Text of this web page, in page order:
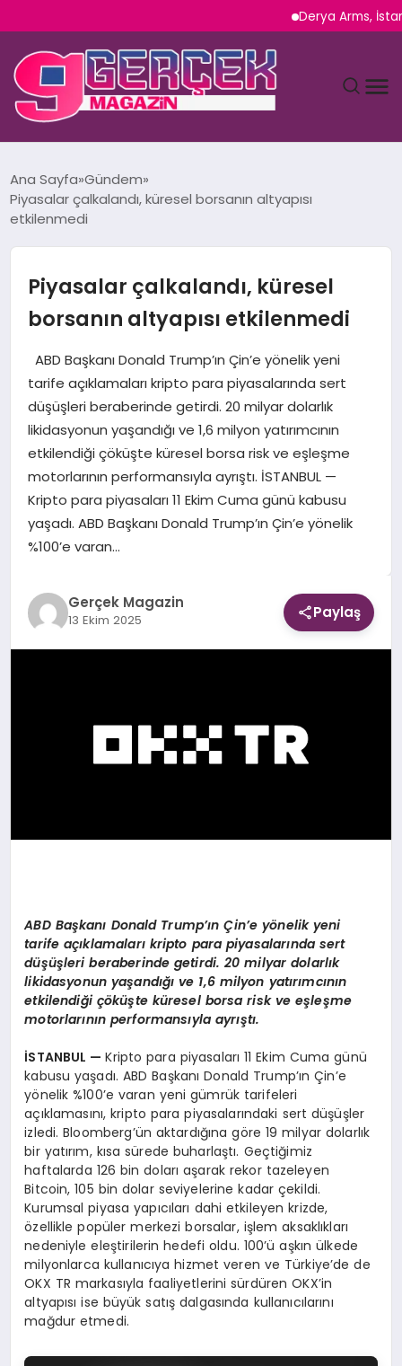
Derya Arms, İstanbul
YAŞAM
TEKNOLOJI
SAĞLIK
SIYASET
EKONOMI
DÜNYA
Ana Sayfa Gündem
Piyasalar çalkalandı, küresel borsanın altyapısı
etkilenmedi
Piyasalar çalkalandı, küresel
borsanın altyapısı etkilenmedi
ABD Başkanı Donald Trump’ın Çin’e yönelik yeni
tarife açıklamaları kripto para piyasalarında sert
düşüşleri beraberinde getirdi. 20 milyar dolarlık
likidasyonun yaşandığı ve 1,6 milyon yatırımcının
etkilendiği çöküşte küresel borsa risk ve eşleşme
motorlarının performansıyla ayrıştı. İSTANBUL —
Kripto para piyasaları 11 Ekim Cuma günü kabusu
yaşadı. ABD Başkanı Donald Trump’ın Çin’e yönelik
%100’e varan…
Gerçek Magazin
13 Ekim 2025 Paylaş
ABD Başkanı Donald Trump’ın Çin’e yönelik yeni
tarife açıklamaları kripto para piyasalarında sert
düşüşleri beraberinde getirdi. 20 milyar dolarlık
likidasyonun yaşandığı ve 1,6 milyon yatırımcının
etkilendiği çöküşte küresel borsa risk ve eşleşme
motorlarının performansıyla ayrıştı.
İSTANBUL —Kripto para piyasaları 11 Ekim Cuma günü
kabusu yaşadı. ABD Başkanı Donald Trump’ın Çin’e
yönelik %100’e varan yeni gümrük tarifeleri
açıklamasını, kripto para piyasalarındaki sert düşüşler
izledi. Bloomberg’ün aktardığına göre 19 milyar dolarlık
bir yatırım, kısa sürede buharlaştı. Geçtiğimiz
haftalarda 126 bin doları aşarak rekor tazeleyen
Bitcoin, 105 bin dolar seviyelerine kadar çekildi.
Kurumsal piyasa yapıcıları dahi etkileyen krizde,
özellikle popüler merkezi borsalar, işlem aksaklıkları
nedeniyle eleştirilerin hedefi oldu. 100’ü aşkın ülkede
milyonlarca kullanıcıya hizmet veren ve Türkiye’de de
OKX TR markasıyla faaliyetlerini sürdüren OKX’in
altyapısı ise büyük satış dalgasında kullanıcılarını
mağdur etmedi.